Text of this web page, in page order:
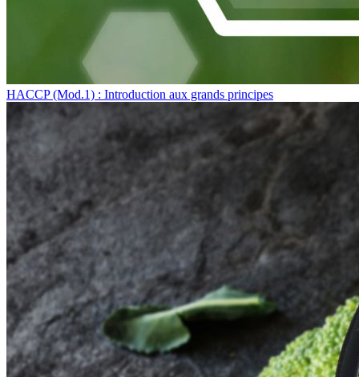
HACCP (Mod.1) : Introduction aux grands principes